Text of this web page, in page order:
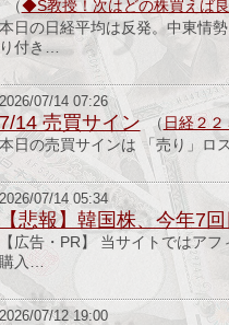
（◆S教授！次はどの株買えば
本日の日経平均は反発。中東情
り付き…
2026/07/14 07:26
7/14 売買サイン （日経２
本日の売買サインは 「売り」ロ
2026/07/14 05:34
【悲報】韓国株、今年7
【広告・PR】 当サイトではア
購入…
2026/07/12 19:00